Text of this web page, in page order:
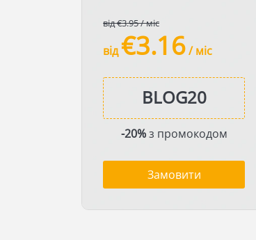
від €3.95 / міс
від€3.16/ міс
-20%з промокодом
Замовити